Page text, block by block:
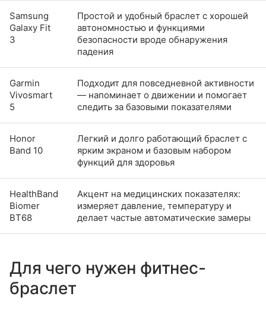
Samsung
Galaxy Fit
3
Простой и удобный браслет с хорошей
автономностью и функциями
безопасности вроде обнаружения
падения
Garmin
Vivosmart
5
Подходит для повседневной активности
— напоминает о движении и помогает
следить за базовыми показателями
Honor
Band 10
Легкий и долго работающий браслет с
ярким экраном и базовым набором
функций для здоровья
HealthBand
Biomer
BT68
Акцент на медицинских показателях:
измеряет давление, температуру и
делает частые автоматические замеры
Для чего нужен фитнес-
браслет